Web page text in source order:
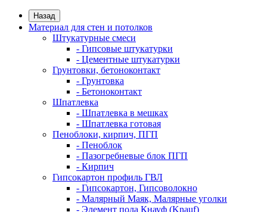
Назад
Материал для стен и потолков
Штукатурные смеси
- Гипсовые штукатурки
- Цементные штукатурки
Грунтовки, бетоноконтакт
- Грунтовка
- Бетоноконтакт
Шпатлевка
- Шпатлевка в мешках
- Шпатлевка готовая
Пеноблоки, кирпич, ПГП
- Пеноблок
- Пазогребневые блок ПГП
- Кирпич
Гипсокартон профиль ГВЛ
- Гипсокартон, Гипсоволокно
- Малярный Маяк, Малярные уголки
- Элемент пола Кнауф (Knauf)